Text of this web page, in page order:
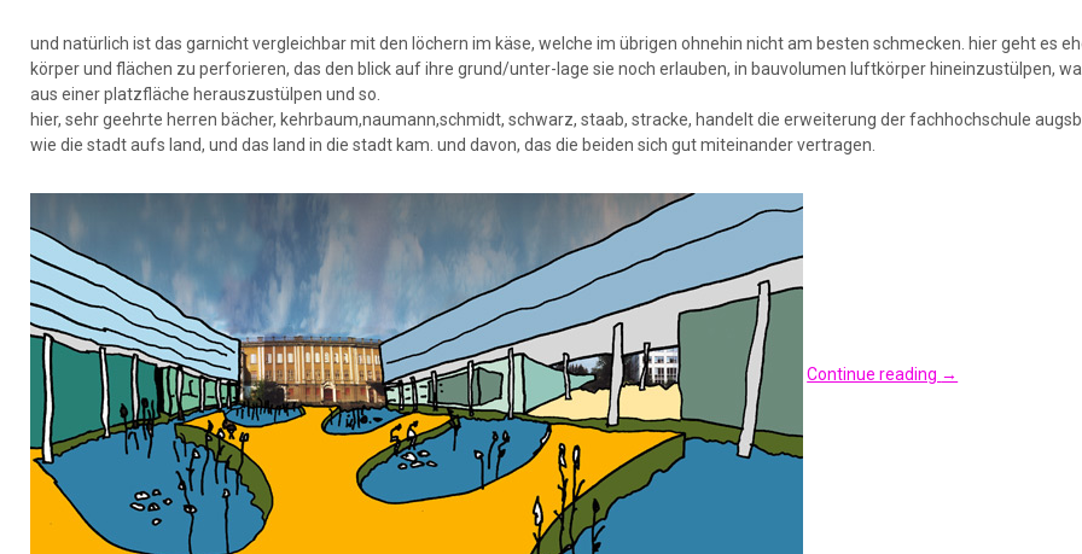
und natürlich ist das garnicht vergleichbar mit den löchern im käse, welche im übrigen ohnehin nicht am besten schmecken. hier geht es
körper und flächen zu perforieren, das den blick auf ihre grund/unter-lage sie noch erlauben, in bauvolumen luftkörper hineinzustülpen,
aus einer platzfläche herauszustülpen und so.
hier, sehr geehrte herren bächer, kehrbaum,naumann,schmidt, schwarz, staab, stracke, handelt die erweiterung der fachhochschule
wie die stadt aufs land, und das land in die stadt kam. und davon, das die beiden sich gut miteinander vertragen.
Continue reading →